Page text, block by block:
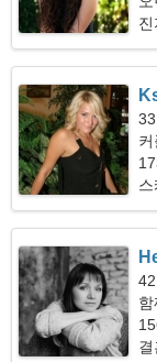
진
결